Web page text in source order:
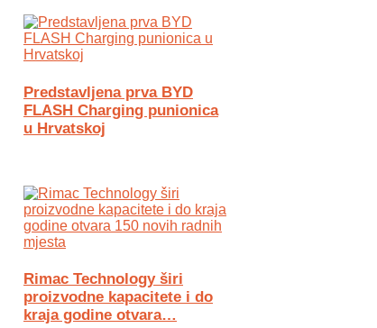
Predstavljena prva BYD
FLASH Charging punionica
u Hrvatskoj
Rimac Technology širi
proizvodne kapacitete i do
kraja godine otvara…